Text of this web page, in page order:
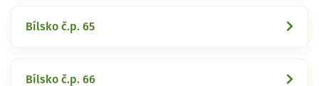
Bílsko č.p. 65
Bílsko č.p. 66